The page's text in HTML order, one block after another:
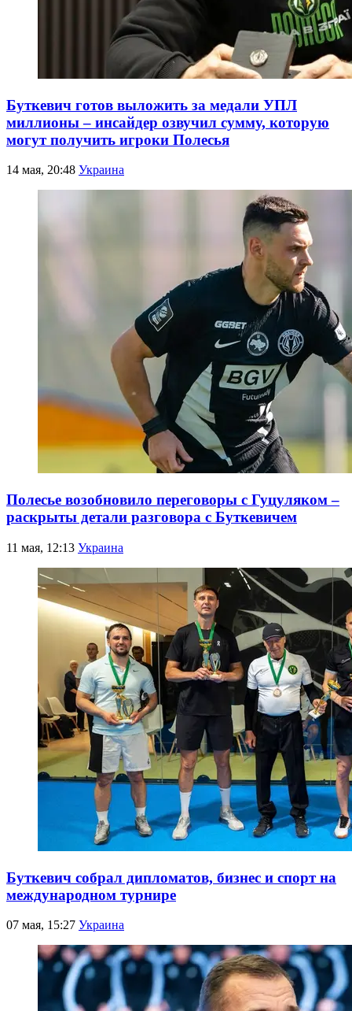
Буткевич готов выложить за медали УПЛ
миллионы – инсайдер озвучил сумму, которую
могут получить игроки Полесья
14 мая, 20:48 Украина
Полесье возобновило переговоры с Гуцуляком –
раскрыты детали разговора с Буткевичем
11 мая, 12:13 Украина
Буткевич собрал дипломатов, бизнес и спорт на
международном турнире
07 мая, 15:27 Украина